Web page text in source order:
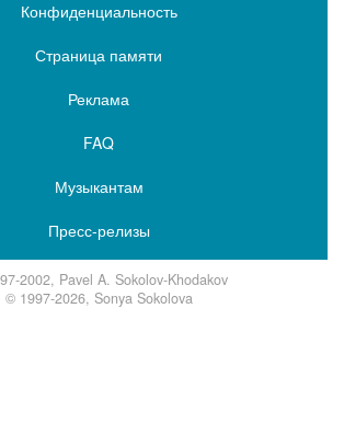
Конфиденциальность
Страница памяти
Реклама
FAQ
Музыкантам
Пресс-релизы
2002, Pavel A. Sokolov-Khodakov
© 1997-2026, Sonya Sokolova